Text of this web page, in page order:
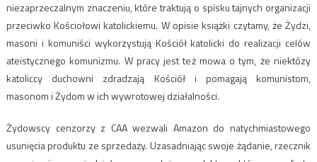
niezaprzeczalnym znaczeniu, które traktują o spisku tajnych organizacji
przeciwko Kościołowi katolickiemu. W opisie książki czytamy, że Żydzi,
masoni i komuniści wykorzystują Kościół katolicki do realizacji celów
ateistycznego komunizmu. W pracy jest też mowa o tym, że niektózy
katoliccy duchowni zdradzają Kościół i pomagają komunistom,
masonom i Żydom w ich wywrotowej działalności.
Żydowscy cenzorzy z CAA wezwali Amazon do natychmiastowego
usunięcia produktu ze sprzedaży. Uzasadniając swoje żądanie, rzecznik